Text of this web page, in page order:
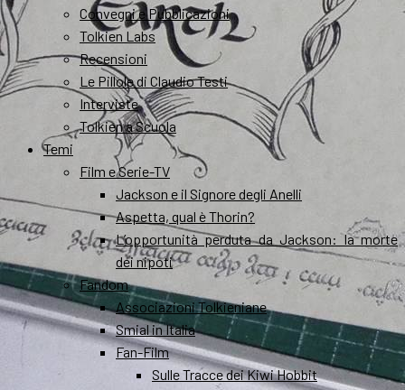
Convegni e Pubblicazioni
Tolkien Labs
Recensioni
Le Pillole di Claudio Testi
Interviste
Tolkien a Scuola
Temi
Film e Serie-TV
Jackson e il Signore degli Anelli
Aspetta, qual è Thorin?
L’opportunità perduta da Jackson: la morte
dei nipoti
Fandom
Associazioni Tolkieniane
Smial in Italia
Fan-Film
Sulle Tracce dei Kiwi Hobbit